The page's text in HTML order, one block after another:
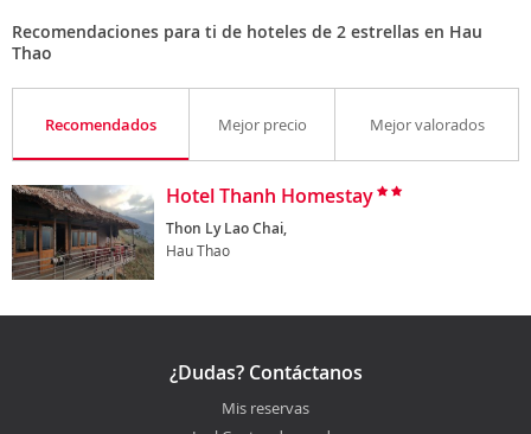
Recomendaciones para ti de hoteles de 2 estrellas en Hau
Thao
Recomendados Mejor precio Mejor valorados
Hotel Thanh Homestay
Thon Ly Lao Chai,
Hau Thao
¿Dudas? Contáctanos
Mis reservas